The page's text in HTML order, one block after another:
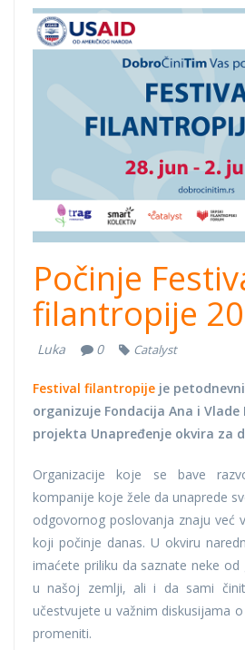
festival
2021.png
Počinje
filantropije
Luka 0 Catalyst
Festival filantropije je
organizuje Fondacija Ana i Vlade
projekta Unapređenje okvira za
Organizacije koje se bave
kompanije koje žele da unaprede
odgovornog poslovanja znaju već
koji počinje danas. U okviru
imaćete priliku da saznate neke od
u našoj zemlji, ali i da sami
učestvujete u važnim diskusijama
promeniti.